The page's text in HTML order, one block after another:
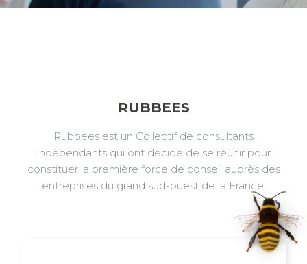
RUBBEES
Rubbees est un Collectif de consultants
indépendants qui ont décidé de se réunir pour
constituer la première force de conseil auprès des
entreprises du grand sud-ouest de la France.